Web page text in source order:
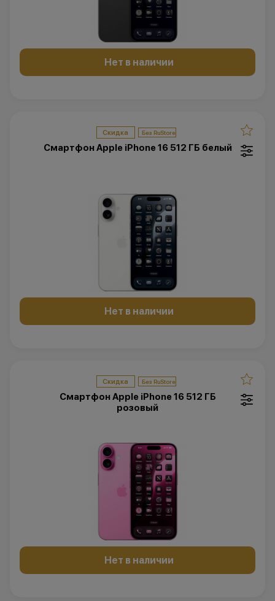
Нет в наличии
Скидка
Смартфон Apple iPhone 16 512 ГБ белый
Нет в наличии
Скидка
Смартфон Apple iPhone 16 512 ГБ
розовый
Нет в наличии